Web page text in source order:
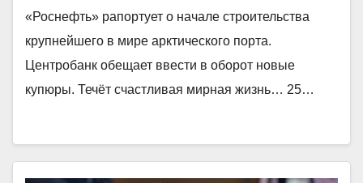
«Роснефть» рапортует о начале строительства
крупнейшего в мире арктического порта.
Центробанк обещает ввести в оборот новые
купюры. Течёт счастливая мирная жизнь… 25…